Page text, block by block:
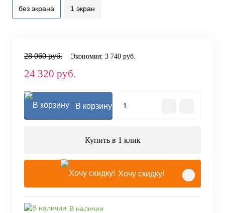
без экрана 1 экран
28 060 руб. Экономия: 3 740 руб.
24 320 руб.
В корзину
Купить в 1 клик
Хочу скидку!
В наличии